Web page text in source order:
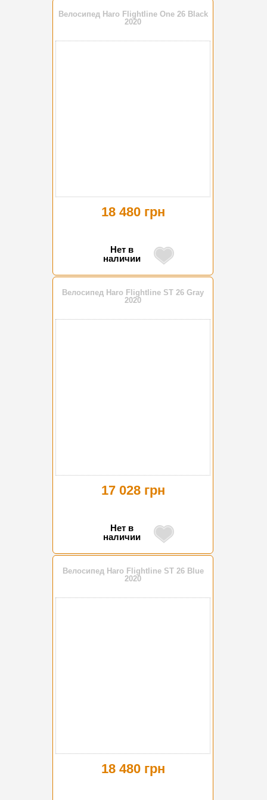
Велосипед Haro Flightline One 26 Black
2020
18 480 грн
Нет в
наличии
Велосипед Haro Flightline ST 26 Gray
2020
17 028 грн
Нет в
наличии
Велосипед Haro Flightline ST 26 Blue
2020
18 480 грн